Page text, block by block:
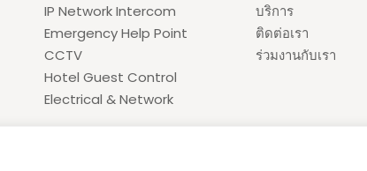
IP Network Intercom
Emergency Help Point
CCTV
Hotel Guest Control
Electrical & Network
บริการ
ติดต่อเรา
ร่วมงานกับเรา